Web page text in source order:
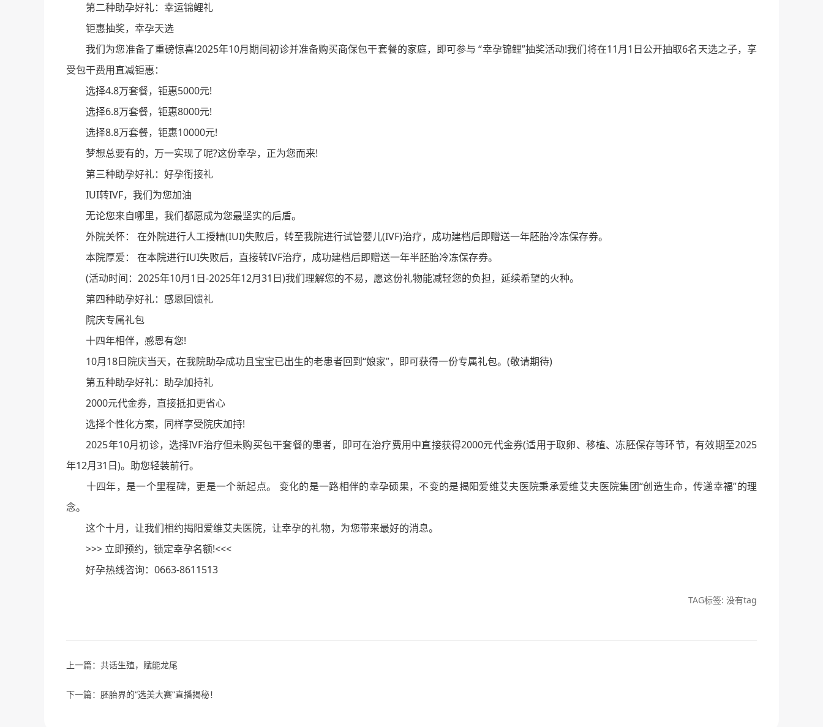
第二种助孕好礼：幸运锦鲤礼
钜惠抽奖，幸孕天选
我们为您准备了重磅惊喜!2025年10月期间初诊并准备购买商保包干套餐的家庭，即可参与 “幸孕锦鲤”抽奖活动!我们将在11月1日公开抽取6名天选之子，享
受包干费用直减钜惠：
选择4.8万套餐，钜惠5000元!
选择6.8万套餐，钜惠8000元!
选择8.8万套餐，钜惠10000元!
梦想总要有的，万一实现了呢?这份幸孕，正为您而来!
第三种助孕好礼：好孕衔接礼
IUI转IVF，我们为您加油
无论您来自哪里，我们都愿成为您最坚实的后盾。
外院关怀： 在外院进行人工授精(IUI)失败后，转至我院进行试管婴儿(IVF)治疗，成功建档后即赠送一年胚胎冷冻保存券。
本院厚爱： 在本院进行IUI失败后，直接转IVF治疗，成功建档后即赠送一年半胚胎冷冻保存券。
(活动时间：2025年10月1日-2025年12月31日)我们理解您的不易，愿这份礼物能减轻您的负担，延续希望的火种。
第四种助孕好礼：感恩回馈礼
院庆专属礼包
十四年相伴，感恩有您!
10月18日院庆当天，在我院助孕成功且宝宝已出生的老患者回到“娘家”，即可获得一份专属礼包。(敬请期待)
第五种助孕好礼：助孕加持礼
2000元代金券，直接抵扣更省心
选择个性化方案，同样享受院庆加持!
2025年10月初诊，选择IVF治疗但未购买包干套餐的患者，即可在治疗费用中直接获得2000元代金券(适用于取卵、移植、冻胚保存等环节，有效期至2025
年12月31日)。助您轻装前行。
十四年，是一个里程碑，更是一个新起点。 变化的是一路相伴的幸孕硕果，不变的是揭阳爱维艾夫医院秉承爱维艾夫医院集团“创造生命，传递幸福”的理
念。
这个十月，让我们相约揭阳爱维艾夫医院，让幸孕的礼物，为您带来最好的消息。
>>> 立即预约，锁定幸孕名额!<<<
好孕热线咨询：0663-8611513
TAG标签: 没有tag
上一篇： 共话生殖，赋能龙尾
下一篇： 胚胎界的“选美大赛”直播揭秘！